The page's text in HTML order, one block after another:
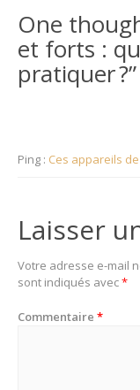
One
et forts :
pratiquer ?”
Ping : Ces appareils
Laisser
Votre adresse e-mail
sont indiqués avec*
Commentaire *